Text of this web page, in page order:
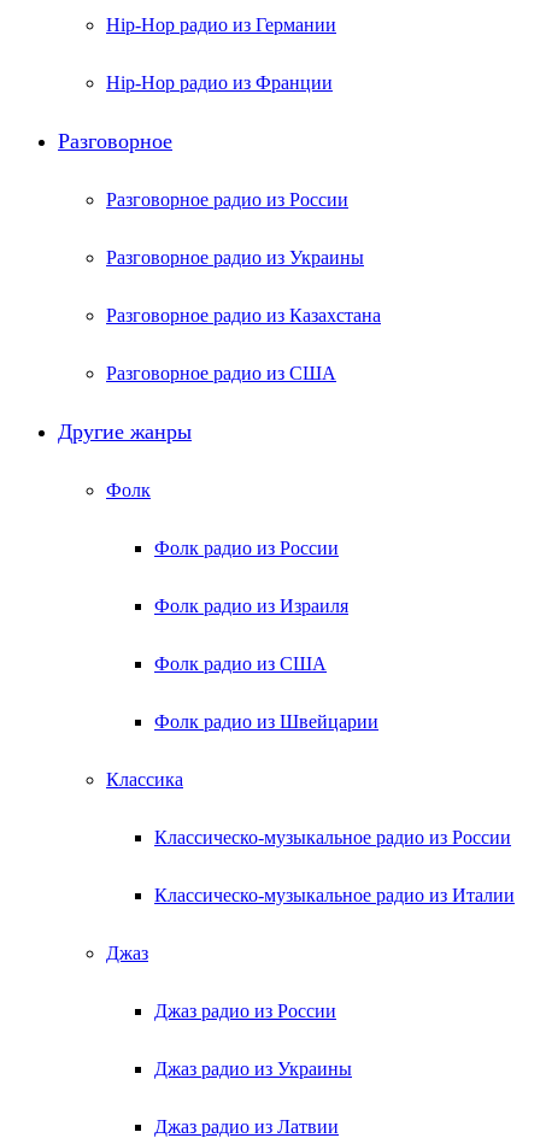
Hip-Hop радио из Германии
Hip-Hop радио из Франции
Разговорное
Разговорное радио из России
Разговорное радио из Украины
Разговорное радио из Казахстана
Разговорное радио из США
Другие жанры
Фолк
Фолк радио из России
Фолк радио из Израиля
Фолк радио из США
Фолк радио из Швейцарии
Классика
Классическо-музыкальное радио из России
Классическо-музыкальное радио из Италии
Джаз
Джаз радио из России
Джаз радио из Украины
Джаз радио из Латвии